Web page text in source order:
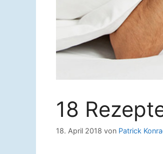
18
18. April 2018 von Patrick